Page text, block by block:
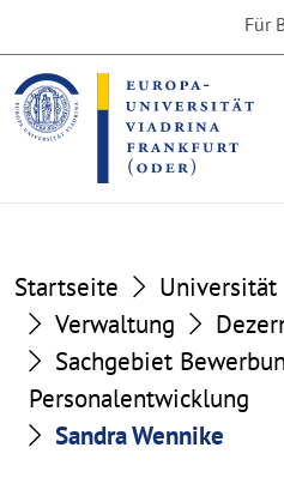
the
content
section
the
footer
section
Für
Startseite Universität
Verwaltung
Sachgebiet
Personalentwicklung
Sandra Wennike